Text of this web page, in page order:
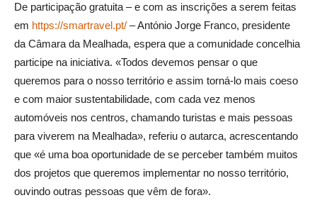
De participação gratuita – e com as inscrições a serem feitas
em https://smartravel.pt/ – António Jorge Franco, presidente
da Câmara da Mealhada, espera que a comunidade concelhia
participe na iniciativa. «Todos devemos pensar o que
queremos para o nosso território e assim torná-lo mais coeso
e com maior sustentabilidade, com cada vez menos
automóveis nos centros, chamando turistas e mais pessoas
para viverem na Mealhada», referiu o autarca, acrescentando
que «é uma boa oportunidade de se perceber também muitos
dos projetos que queremos implementar no nosso território,
ouvindo outras pessoas que vêm de fora».